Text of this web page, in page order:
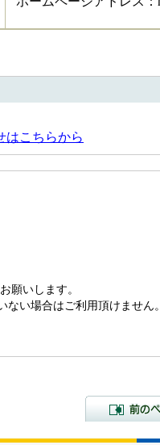
はこちらから
願いします。
い場合はご利用頂けません。